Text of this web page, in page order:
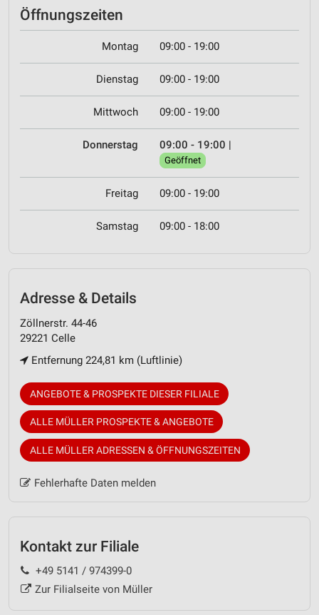
Öffnungszeiten
Montag 09:00 - 19:00
Dienstag 09:00 - 19:00
Mittwoch 09:00 - 19:00
Donnerstag 09:00 - 19:00 |
Geöffnet
Freitag 09:00 - 19:00
Samstag 09:00 - 18:00
Adresse & Details
Zöllnerstr. 44-46
29221 Celle
Entfernung 224,81 km (Luftlinie)
ANGEBOTE & PROSPEKTE DIESER FILIALE
ALLE MÜLLER PROSPEKTE & ANGEBOTE
ALLE MÜLLER ADRESSEN & ÖFFNUNGSZEITEN
Fehlerhafte Daten melden
Kontakt zur Filiale
+49 5141 / 974399-0
Zur Filialseite von Müller